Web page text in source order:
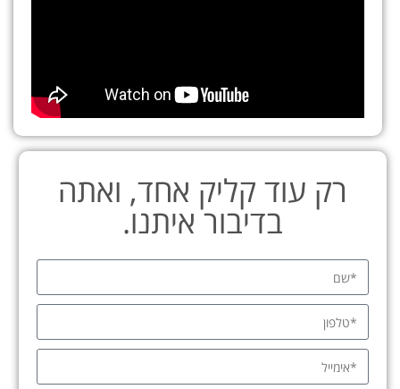
רק עוד קליק אחד, ואתה
בדיבור איתנו.